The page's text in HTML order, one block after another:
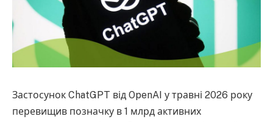
Застосунок ChatGPT від OpenAI у травні 2026 року
перевищив позначку в 1 млрд активних